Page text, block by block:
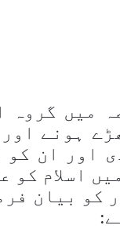
میں گروہ
ہونے
اور ان کو
اسلام کو
کو بیان